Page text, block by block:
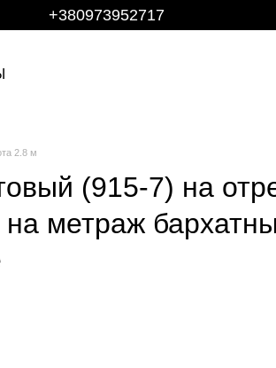
+380973952717
2.8 м
(915-7) на
метраж